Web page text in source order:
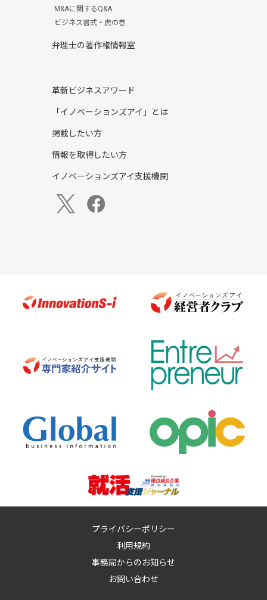
M&Aに関するQ&A
ビジネス書式・虎の巻
弁理士の著作権情報室
革新ビジネスアワード
「イノベーションズアイ」とは
掲載したい方
情報を取得したい方
イノベーションズアイ支援機関
プライバシーポリシー
利用規約
事務局からのお知らせ
お問い合わせ